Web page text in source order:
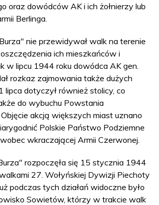
oraz dowódców AK i ich żołnierzy lub
Berlinga.
nie przewidywał walk na terenie
ich mieszkańców i
w lipcu 1944 roku dowódca AK gen.
rozkaz zajmowania także dużych
lipca dotyczył również stolicy, co
do wybuchu Powstania
akcją większych miast uznano
Polskie Państwo Podziemne
wkraczającej Armii Czerwonej.
rozpoczęła się 15 stycznia 1944
27. Wołyńskiej Dywizji Piechoty
podczas tych działań widoczne było
Sowietów, którzy w trakcie walk